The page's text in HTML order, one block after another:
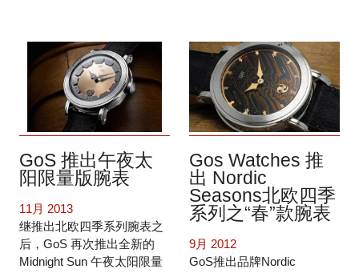
GoS 推出午夜太
阳限量版腕表
11月 2013
继推出北欧四季系列腕表之
后，GoS 再次推出全新的
Midnight Sun 午夜太阳限量
Gos Watches 推
出 Nordic
Seasons北欧四季
系列之“春”款腕表
9月 2012
GoS推出品牌Nordic